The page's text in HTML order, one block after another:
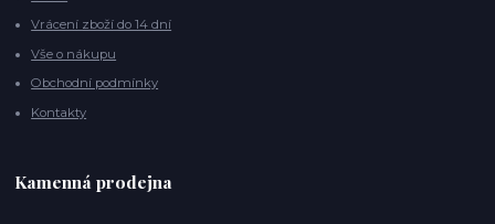
Vrácení zboží do 14 dní
Vše o nákupu
Obchodní podmínky
Kontakty
Kamenná prodejna